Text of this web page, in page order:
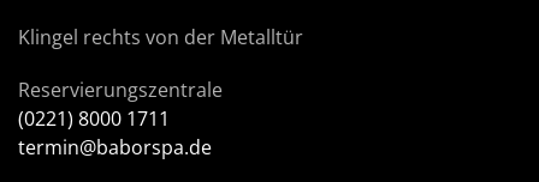
Klingel rechts von der Metalltür
Reservierungszentrale
(0221) 8000 1711
termin@baborspa.de